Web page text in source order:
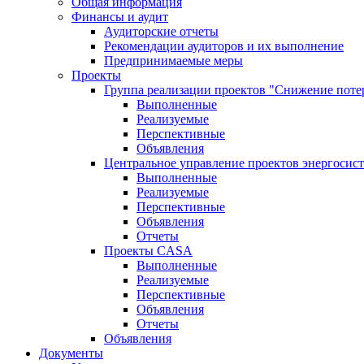
Финансы и аудит
Аудиторские отчеты
Рекомендации аудиторов и их выполнение
Предпринимаемые меры
Проекты
Группа реализации проектов "Снижение
Выполненные
Реализуемые
Перспективные
Объявления
Центральное управление проектов
Выполненные
Реализуемые
Перспективные
Объявления
Отчеты
Проекты CASA
Выполненные
Реализуемые
Перспективные
Объявления
Отчеты
Объявления
Документы